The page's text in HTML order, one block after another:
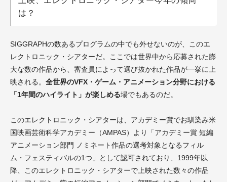
は？
SIGGRAPHの数あるプログラムの中でも外せないのが、このエ
レクトロニック・シアターだ。ここでは世界中から応募された膨
大な数の作品から、審査員によって選び抜かれた作品が一挙に上
映される。 全世界のVFX・ゲーム・アニメーション分野における
「1年間のハイライト」が楽しめる場でもあるのだ。
このエレクトロニック・シアターは、アカデミー賞でお馴染み米
国映画芸術科学アカデミー（AMPAS）より「アカデミー賞 短編
アニメーション部門 ノミネート作品の選考対象となるフィル
ム・フェスティバルの1つ」として認可されており、1999年以
降、このエレクトロニック・シアターで上映された数々の作品